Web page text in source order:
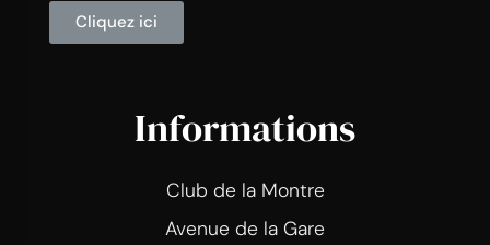
Cliquez ici
Informations
Club de la Montre
Avenue de la Gare